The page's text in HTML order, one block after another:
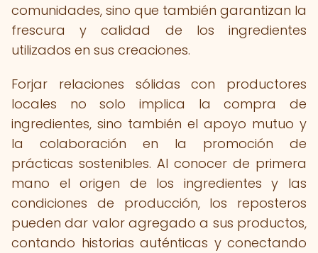
comunidades, sino que también garantizan la
frescura y calidad de los ingredientes
utilizados en sus creaciones.
Forjar relaciones sólidas con productores
locales no solo implica la compra de
ingredientes, sino también el apoyo mutuo y
la colaboración en la promoción de
prácticas sostenibles. Al conocer de primera
mano el origen de los ingredientes y las
condiciones de producción, los reposteros
pueden dar valor agregado a sus productos,
contando historias auténticas y conectando